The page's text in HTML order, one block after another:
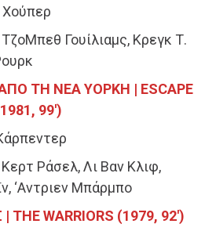
Χούπερ
Γουίλιαμς, Κρεγκ Τ.
ΤΗ ΝΕΑ ΥΟΡΚΗ | ESCAPE
99′)
Ράσελ, Λι Βαν Κλιφ,
‘Αντριεν Μπάρμπο
WARRIORS (1979, 92′)